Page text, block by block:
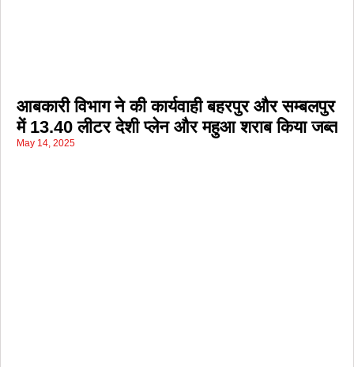
आबकारी विभाग ने की कार्यवाही बहरपुर और सम्बलपुर
में 13.40 लीटर देशी प्लेन और महुआ शराब किया जब्त
May 14, 2025